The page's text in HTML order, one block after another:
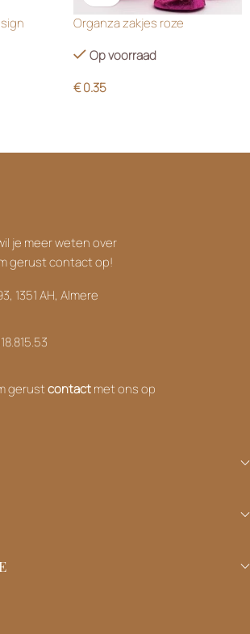
Organza zakjes roze
Op voorraad
€0.35
je meer weten over
gerust contact op!
1351 AH, Almere
gerustcontactmet ons op